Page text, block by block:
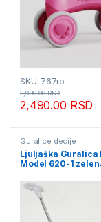
SKU: 767ro
2,490.00 RSD
3,990.00RSD
Guralice decije
Ljuljaška Guralica
Model 620-1